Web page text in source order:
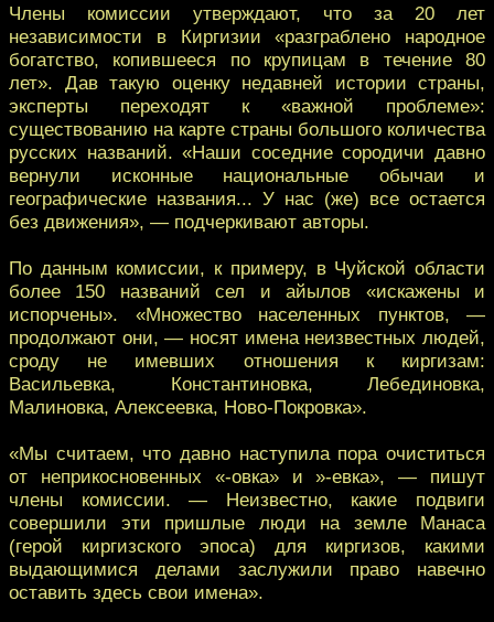
Члены комиссии утверждают, что за 20 лет
независимости в Киргизии «разграблено народное
богатство, копившееся по крупицам в течение 80
лет». Дав такую оценку недавней истории страны,
эксперты переходят к «важной проблеме»:
существованию на карте страны большого количества
русских названий. «Наши соседние сородичи давно
вернули исконные национальные обычаи и
географические названия... У нас (же) все остается
без движения», — подчеркивают авторы.
По данным комиссии, к примеру, в Чуйской области
более 150 названий сел и айылов «искажены и
испорчены». «Множество населенных пунктов, —
продолжают они, — носят имена неизвестных людей,
сроду не имевших отношения к киргизам:
Васильевка, Константиновка, Лебединовка,
Малиновка, Алексеевка, Ново-Покровка».
«Мы считаем, что давно наступила пора очиститься
от неприкосновенных «-овка» и »-евка», — пишут
члены комиссии. — Неизвестно, какие подвиги
совершили эти пришлые люди на земле Манаса
(герой киргизского эпоса) для киргизов, какими
выдающимися делами заслужили право навечно
оставить здесь свои имена».